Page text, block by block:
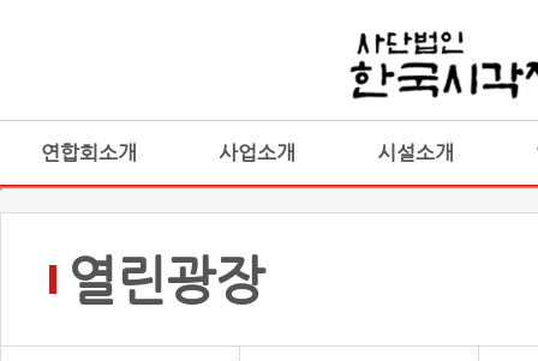
연합회소개 사업소개 시설소개
열린광장